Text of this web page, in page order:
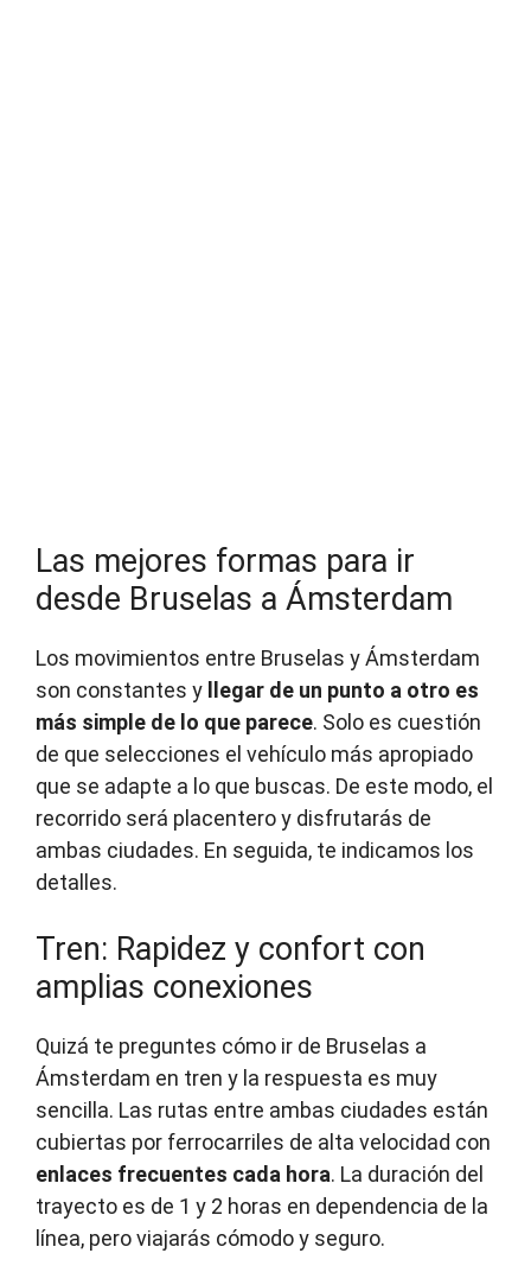
Las mejores formas para ir
desde Bruselas a Ámsterdam
Los movimientos entre Bruselas y Ámsterdam
son constantes y llegar de un punto a otro es
más simple de lo que parece. Solo es cuestión
de que selecciones el vehículo más apropiado
que se adapte a lo que buscas. De este modo, el
recorrido será placentero y disfrutarás de
ambas ciudades. En seguida, te indicamos los
detalles.
Tren: Rapidez y confort con
amplias conexiones
Quizá te preguntes cómo ir de Bruselas a
Ámsterdam en tren y la respuesta es muy
sencilla. Las rutas entre ambas ciudades están
cubiertas por ferrocarriles de alta velocidad con
enlaces frecuentes cada hora. La duración del
trayecto es de 1 y 2 horas en dependencia de la
línea, pero viajarás cómodo y seguro.